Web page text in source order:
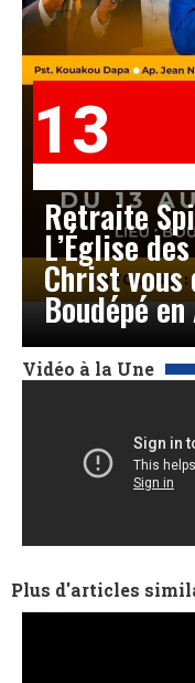
13
Retraite
L’Église
Christ vous
Boudépé
Vidéo à la Une
Plus d'articles